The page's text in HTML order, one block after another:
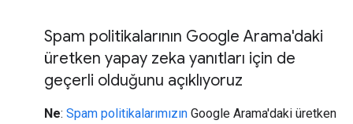
Spam politikalarının Google Arama'daki
üretken yapay zeka yanıtları için de
geçerli olduğunu açıklıyoruz
Ne: Spam politikalarımızın Google Arama'daki üretken